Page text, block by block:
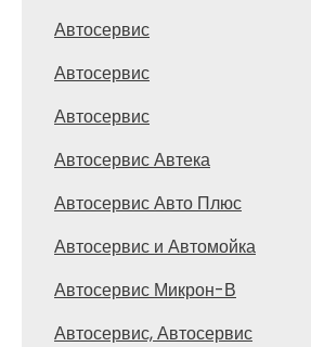
Автосервис
Автосервис
Автосервис
Автосервис Автека
Автосервис Авто Плюс
Автосервис и Автомойка
Автосервис Микрон-В
Автосервис, Автосервис